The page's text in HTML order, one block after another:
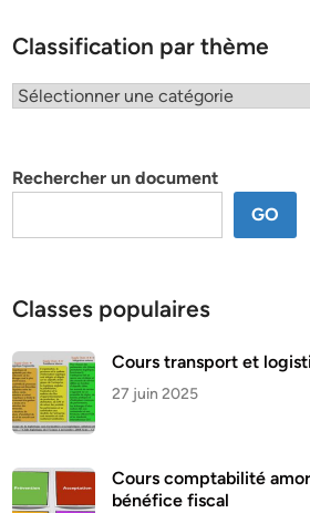
Classification par thème
Classification
Rechercher un document
GO
Classes populaires
Cours transport et
27 juin 2025
Cours comptabilité
bénéfice fiscal